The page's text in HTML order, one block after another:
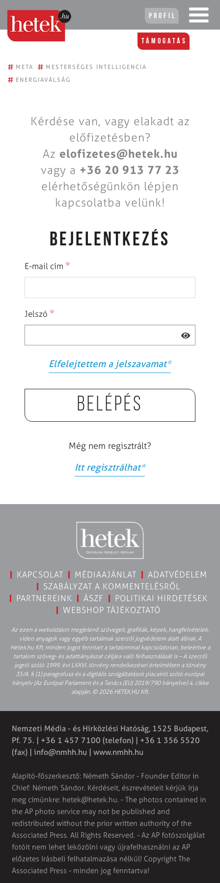
Profil
Támogatás
# META # MESTERSÉGES INTELLIGENCIA
# ENERGIAVÁLSÁG
Kérdése van, vagy elakadt az
előfizetésben?
Az elofizetes@hetek.hu
vagy a +36 20 913 77 23
elérhetőségünkön lépjen
kapcsolatba velünk!
BEJELENTKEZÉS
E-mail cím *
Jelszó *
Elfelejtettem a jelszavamat*
Belépés
Még nem regisztrált?
Itt regisztrálhat*
KAPCSOLAT MÉDIAAJÁNLAT
ADATVÉDELEM
SZABÁLYZAT A KOMMENTELÉSRŐL
PARTNEREINK
ÁSZF
POLITIKAI HIRDETÉSEK
WEBSHOP TÁJÉKOZTATÓ
Az ezen a weboldalon megjelenő szövegek, grafikák, képek, hangfelvételek,
video anyagok vagy egyéb tartalmak szerzői jogvédelem alatt állnak. A
Hetek.hu Kft. minden jogot fenntart a tartalommal kapcsolatosan, beleértve a
tartalom szöveg- és adatbányászat céljára való felhasználását is – A szerzői
jogról szóló 1999. évi LXXVI. törvény rendelkezései értelmében a törvény
35/A. § (1) paragrafusa és a digitális szolgáltatások piacairól szóló európai
irányelv (Az Európai Parlament és a Tanács (EU) 2019/790 Irányelve) 4. cikke
alapján. © 2026 HETEK.HU Kft.
Nemzeti Média - és Hírközlési Hatóság, 1525 Budapest,
Pf. 75. | +36 1 457 7100 (telefon) | +36 1 356 5520
(fax) | info@nmhh.hu | www.nmhh.hu
Alapító-főszerkesztő: Németh Sándor - Founder Editor in
Chief: Németh Sándor. Kérdéseit, észrevételeit kérjük írja
meg címünkre: hetek@hetek.hu. - The photos contained in
the AP photo service may not be published and
redistributed without the prior written authority of the
Associated Press. All Rights Reserved. - Az AP fotószolgálat
fotóit nem lehet leközölni vagy újrafelhasználni az AP
előzetes írásbeli felhatalmazása nélkül! Copyright The
Associated Press - minden jog fenntartva!